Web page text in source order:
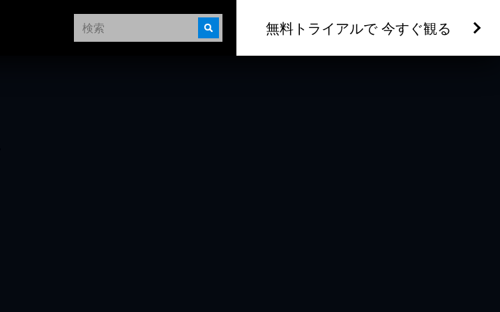
無料トライアルで 今すぐ観る